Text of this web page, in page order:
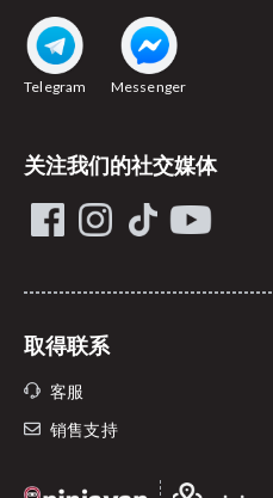
Telegram Messenger
关注我们的社交媒体
取得联系
客服
销售支持